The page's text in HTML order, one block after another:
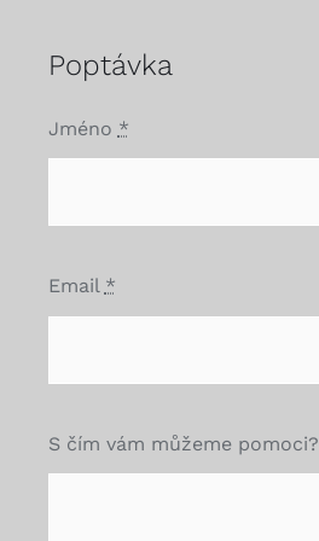
Poptávka
Jméno *
Email *
S čím vám můžeme pomoci?